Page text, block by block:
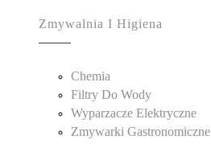
Zmywalnia I Higiena
Chemia
Filtry Do Wody
Wyparzacze Elektryczne
Zmywarki Gastronomiczne